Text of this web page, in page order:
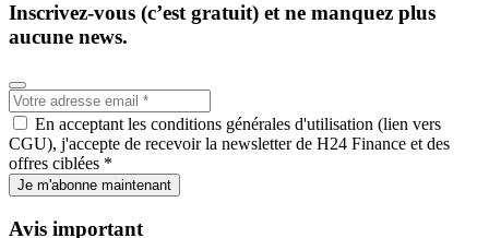
Inscrivez-vous (c’est gratuit) et ne manquez plus
aucune news.
En acceptant les conditions générales d'utilisation (lien vers
CGU), j'accepte de recevoir la newsletter de H24 Finance et des
offres ciblées *
Je m'abonne maintenant
Avis important